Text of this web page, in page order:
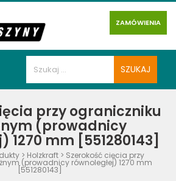
ZAMÓWIENIA
przy ograniczniku
(prowadnicy
1270 mm [551280143]
> Holzkraft> Szerokość cięcia przy
(prowadnicy równoległej) 1270 mm
[551280143]